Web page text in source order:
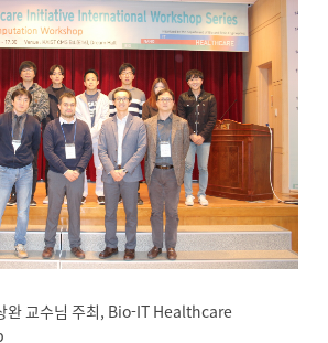
완 교수님 주최, Bio-IT Healthcare